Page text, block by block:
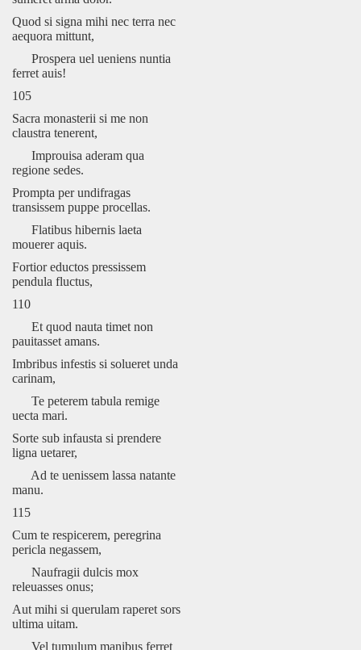
Quod si signa mihi nec terra nec
aequora mittunt,
Prospera uel ueniens nuntia
ferret auis!
105
Sacra monasterii si me non
claustra tenerent,
Improuisa aderam qua
regione sedes.
Prompta per undifragas
transissem puppe procellas.
Flatibus hibernis laeta
mouerer aquis.
Fortior eductos pressissem
pendula fluctus,
110
Et quod nauta timet non
pauitasset amans.
Imbribus infestis si solueret unda
carinam,
Te peterem tabula remige
uecta mari.
Sorte sub infausta si prendere
ligna uetarer,
Ad te uenissem lassa natante
manu.
115
Cum te respicerem, peregrina
pericla negassem,
Naufragii dulcis mox
releuasses onus;
Aut mihi si querulam raperet sors
ultima uitam.
Vel tumulum manibus ferret